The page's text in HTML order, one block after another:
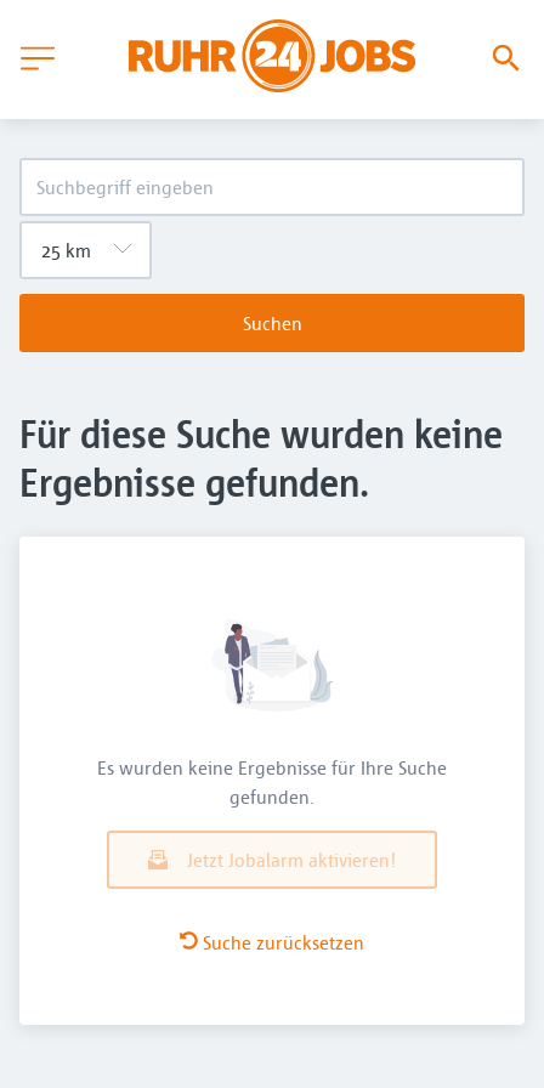
Suchen
Für diese Suche wurden keine
Ergebnisse gefunden.
Es wurden keine Ergebnisse für Ihre Suche
gefunden.
Jetzt Jobalarm aktivieren!
Suche zurücksetzen